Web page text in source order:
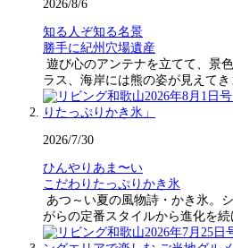
2026/8/6
知る人ぞ知る名景
勝手に紀州穴場遺産
遊び心のアンテナを立てて、景
ラス、海岸には熊の姿が見えて
2026/7/30
ひんやりあま〜い
こだわりたっぷりかき氷
あつ～い夏の風物詩・かき氷。
がらの定番スタイルから進化を